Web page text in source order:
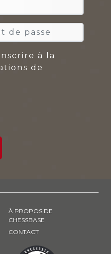
à la
de
À PROPOS DE
CHESSBASE
CONTACT